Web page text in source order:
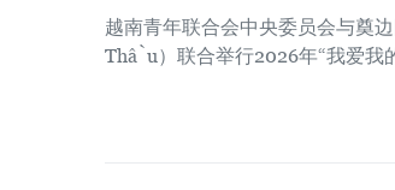
越南青年联合会中央委员会与奠
Thầu）联合举行2026年“我爱我